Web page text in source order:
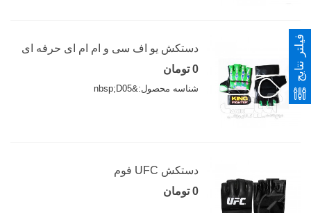
دستکش یو اف سی و ام ام ای حرفه ای
0 تومان
شناسه محصول:&nbsp;D05
دستکش UFC فوم
0 تومان
فیلتر نتایج